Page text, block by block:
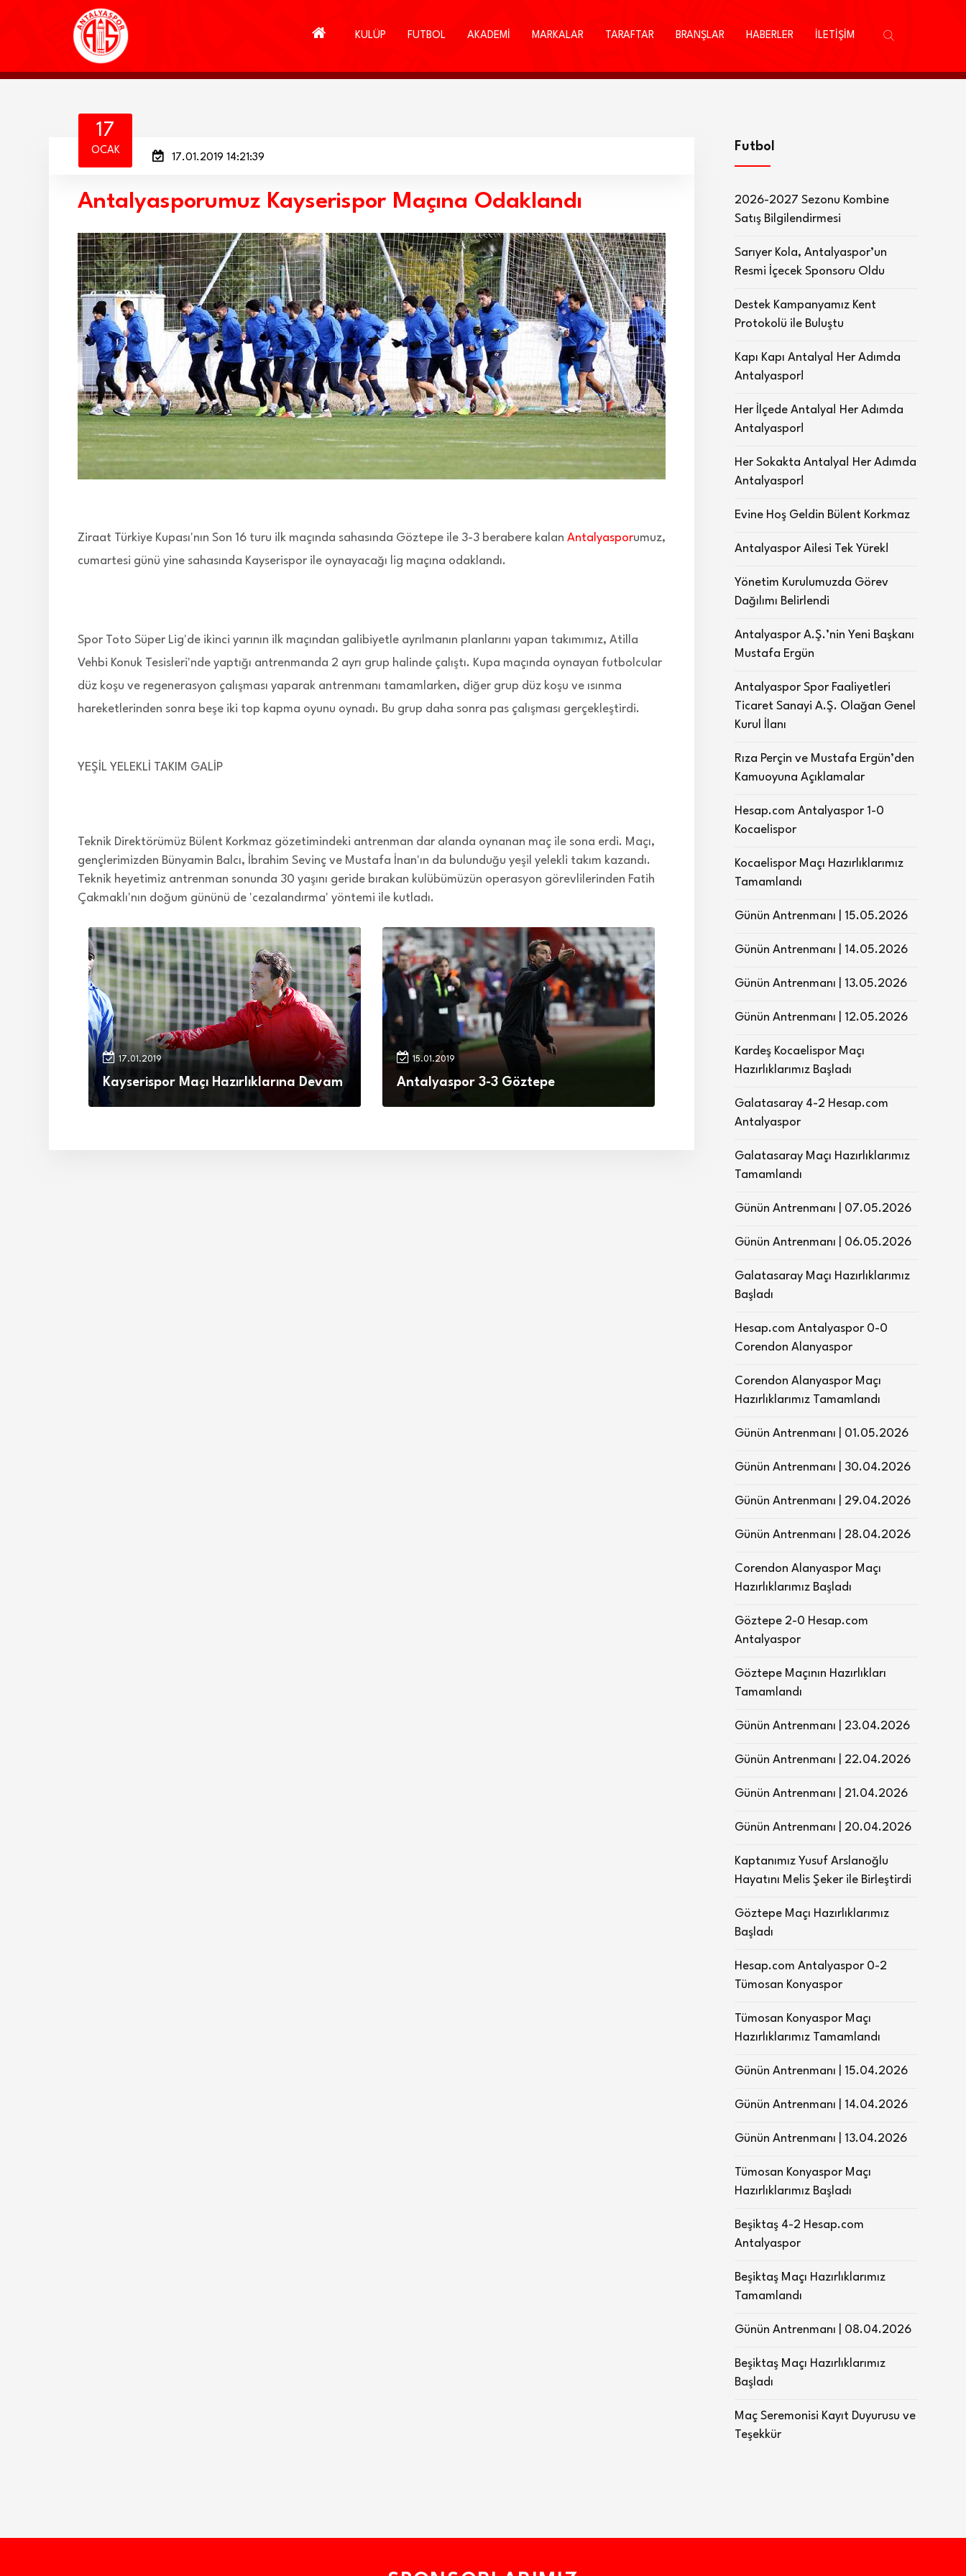
KULÜP FUTBOL AKADEMİ MARKALAR TARAFTAR BRANŞLAR HABERLER İLETİŞİM
17
OCAK
17.01.2019 14:21:39
Antalyasporumuz Kayserispor Maçına Odaklandı
Ziraat Türkiye Kupası'nın Son 16 turu ilk maçında sahasında Göztepe ile 3-3 berabere kalan Antalyasporumuz,
cumartesi günü yine sahasında Kayserispor ile oynayacağı lig maçına odaklandı.
Spor Toto Süper Lig'de ikinci yarının ilk maçından galibiyetle ayrılmanın planlarını yapan takımımız, Atilla
Vehbi Konuk Tesisleri'nde yaptığı antrenmanda 2 ayrı grup halinde çalıştı. Kupa maçında oynayan futbolcular
düz koşu ve regenerasyon çalışması yaparak antrenmanı tamamlarken, diğer grup düz koşu ve ısınma
hareketlerinden sonra beşe iki top kapma oyunu oynadı. Bu grup daha sonra pas çalışması gerçekleştirdi.
YEŞİL YELEKLİ TAKIM GALİP
Teknik Direktörümüz Bülent Korkmaz gözetimindeki antrenman dar alanda oynanan maç ile sona erdi. Maçı,
gençlerimizden Bünyamin Balcı, İbrahim Sevinç ve Mustafa İnan'ın da bulunduğu yeşil yelekli takım kazandı.
Teknik heyetimiz antrenman sonunda 30 yaşını geride bırakan kulübümüzün operasyon görevlilerinden Fatih
Çakmaklı'nın doğum gününü de 'cezalandırma' yöntemi ile kutladı.
17.01.2019
Kayserispor Maçı Hazırlıklarına Devam
15.01.2019
Antalyaspor 3-3 Göztepe
Futbol
2026-2027 Sezonu Kombine
Satış Bilgilendirmesi
Sarıyer Kola, Antalyaspor’un
Resmi İçecek Sponsoru Oldu
Destek Kampanyamız Kent
Protokolü ile Buluştu
Kapı Kapı Antalya! Her Adımda
Antalyaspor!
Her İlçede Antalya! Her Adımda
Antalyaspor!
Her Sokakta Antalya! Her Adımda
Antalyaspor!
Evine Hoş Geldin Bülent Korkmaz
Antalyaspor Ailesi Tek Yürek!
Yönetim Kurulumuzda Görev
Dağılımı Belirlendi
Antalyaspor A.Ş.’nin Yeni Başkanı
Mustafa Ergün
Antalyaspor Spor Faaliyetleri
Ticaret Sanayi A.Ş. Olağan Genel
Kurul İlanı
Rıza Perçin ve Mustafa Ergün’den
Kamuoyuna Açıklamalar
Hesap.com Antalyaspor 1-0
Kocaelispor
Kocaelispor Maçı Hazırlıklarımız
Tamamlandı
Günün Antrenmanı | 15.05.2026
Günün Antrenmanı | 14.05.2026
Günün Antrenmanı | 13.05.2026
Günün Antrenmanı | 12.05.2026
Kardeş Kocaelispor Maçı
Hazırlıklarımız Başladı
Galatasaray 4-2 Hesap.com
Antalyaspor
Galatasaray Maçı Hazırlıklarımız
Tamamlandı
Günün Antrenmanı | 07.05.2026
Günün Antrenmanı | 06.05.2026
Galatasaray Maçı Hazırlıklarımız
Başladı
Hesap.com Antalyaspor 0-0
Corendon Alanyaspor
Corendon Alanyaspor Maçı
Hazırlıklarımız Tamamlandı
Günün Antrenmanı | 01.05.2026
Günün Antrenmanı | 30.04.2026
Günün Antrenmanı | 29.04.2026
Günün Antrenmanı | 28.04.2026
Corendon Alanyaspor Maçı
Hazırlıklarımız Başladı
Göztepe 2-0 Hesap.com
Antalyaspor
Göztepe Maçının Hazırlıkları
Tamamlandı
Günün Antrenmanı | 23.04.2026
Günün Antrenmanı | 22.04.2026
Günün Antrenmanı | 21.04.2026
Günün Antrenmanı | 20.04.2026
Kaptanımız Yusuf Arslanoğlu
Hayatını Melis Şeker ile Birleştirdi
Göztepe Maçı Hazırlıklarımız
Başladı
Hesap.com Antalyaspor 0-2
Tümosan Konyaspor
Tümosan Konyaspor Maçı
Hazırlıklarımız Tamamlandı
Günün Antrenmanı | 15.04.2026
Günün Antrenmanı | 14.04.2026
Günün Antrenmanı | 13.04.2026
Tümosan Konyaspor Maçı
Hazırlıklarımız Başladı
Beşiktaş 4-2 Hesap.com
Antalyaspor
Beşiktaş Maçı Hazırlıklarımız
Tamamlandı
Günün Antrenmanı | 08.04.2026
Beşiktaş Maçı Hazırlıklarımız
Başladı
Maç Seremonisi Kayıt Duyurusu ve
Teşekkür